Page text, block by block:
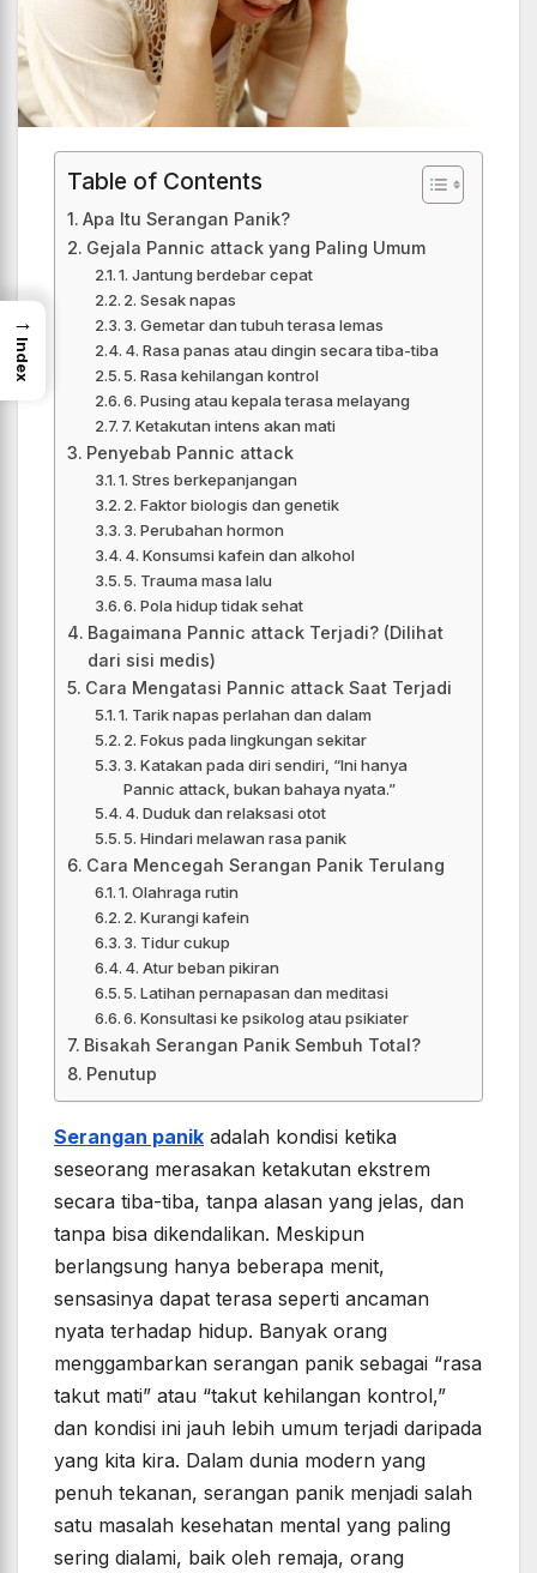
Table of Contents
Apa Itu Serangan Panik?
Gejala Pannic attack yang Paling Umum
1. Jantung berdebar cepat
2. Sesak napas
3. Gemetar dan tubuh terasa lemas
4. Rasa panas atau dingin secara tiba-tiba
5. Rasa kehilangan kontrol
6. Pusing atau kepala terasa melayang
7. Ketakutan intens akan mati
Penyebab Pannic attack
1. Stres berkepanjangan
2. Faktor biologis dan genetik
3. Perubahan hormon
4. Konsumsi kafein dan alkohol
5. Trauma masa lalu
6. Pola hidup tidak sehat
Bagaimana Pannic attack Terjadi? (Dilihat
dari sisi medis)
Cara Mengatasi Pannic attack Saat Terjadi
1. Tarik napas perlahan dan dalam
2. Fokus pada lingkungan sekitar
3. Katakan pada diri sendiri, “Ini hanya
Pannic attack, bukan bahaya nyata.”
4. Duduk dan relaksasi otot
5. Hindari melawan rasa panik
Cara Mencegah Serangan Panik Terulang
1. Olahraga rutin
2. Kurangi kafein
3. Tidur cukup
4. Atur beban pikiran
5. Latihan pernapasan dan meditasi
6. Konsultasi ke psikolog atau psikiater
Bisakah Serangan Panik Sembuh Total?
Penutup
Serangan panik adalah kondisi ketika
seseorang merasakan ketakutan ekstrem
secara tiba-tiba, tanpa alasan yang jelas, dan
tanpa bisa dikendalikan. Meskipun
berlangsung hanya beberapa menit,
sensasinya dapat terasa seperti ancaman
nyata terhadap hidup. Banyak orang
menggambarkan serangan panik sebagai “rasa
takut mati” atau “takut kehilangan kontrol,”
dan kondisi ini jauh lebih umum terjadi daripada
yang kita kira. Dalam dunia modern yang
penuh tekanan, serangan panik menjadi salah
satu masalah kesehatan mental yang paling
sering dialami, baik oleh remaja, orang
→
Index